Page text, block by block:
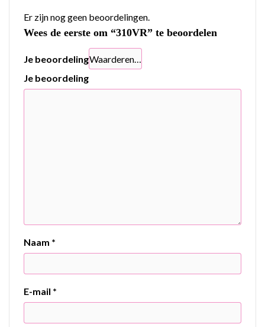
Er zijn nog geen beoordelingen.
Wees de eerste om “310VR” te beoordelen
Je beoordeling
Je beoordeling
Naam *
E-mail *